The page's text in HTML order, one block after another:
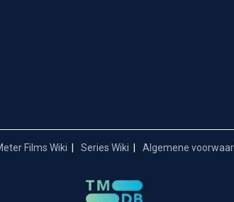
Films Wiki Series Wiki Algemene